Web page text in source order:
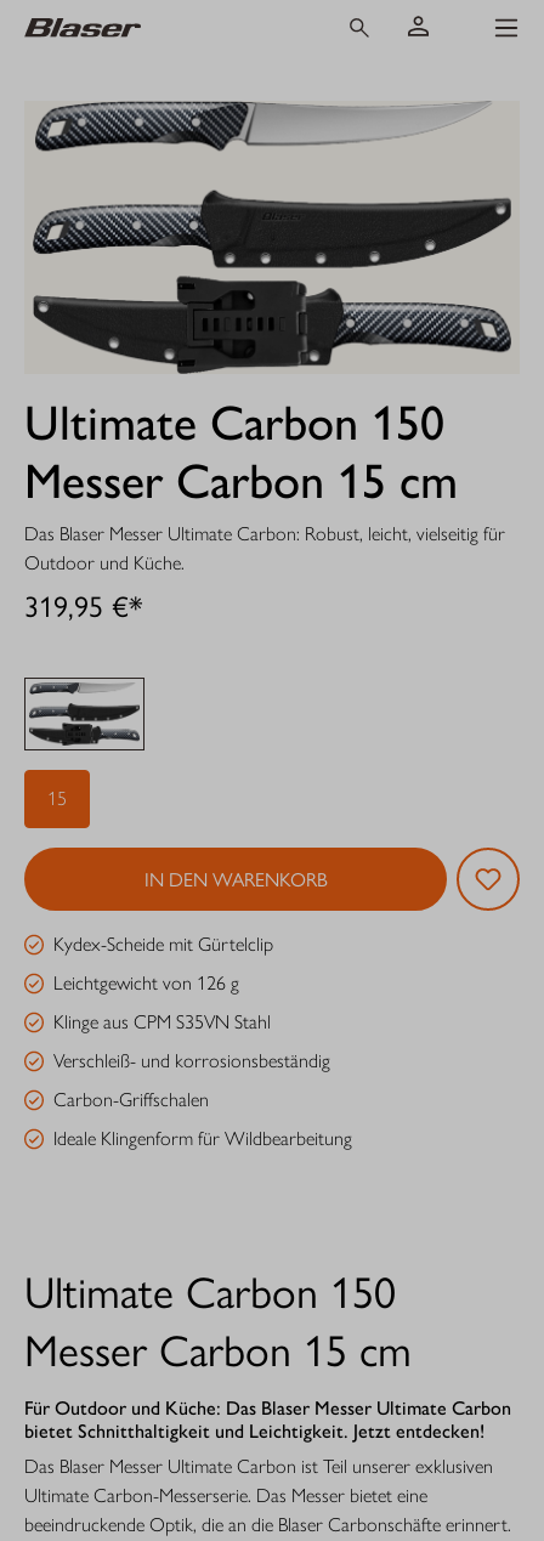
Ultimate Carbon 150
Messer Carbon 15 cm
Das Blaser Messer Ultimate Carbon: Robust, leicht, vielseitig für
Outdoor und Küche.
319,95 €*
15
IN DEN WARENKORB
Kydex-Scheide mit Gürtelclip
Leichtgewicht von 126 g
Klinge aus CPM S35VN Stahl
Verschleiß- und korrosionsbeständig
Carbon-Griffschalen
Ideale Klingenform für Wildbearbeitung
Ultimate Carbon 150
Messer Carbon 15 cm
Für Outdoor und Küche: Das Blaser Messer Ultimate Carbon
bietet Schnitthaltigkeit und Leichtigkeit. Jetzt entdecken!
Das Blaser Messer Ultimate Carbon ist Teil unserer exklusiven
Ultimate Carbon-Messerserie. Das Messer bietet eine
beeindruckende Optik, die an die Blaser Carbonschäfte erinnert.